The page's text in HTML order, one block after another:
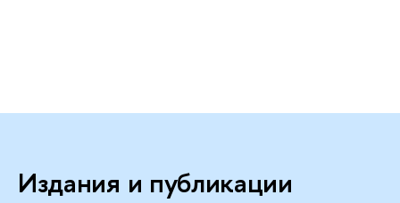
Издания и публикации